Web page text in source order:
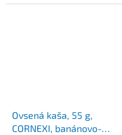
Ovsená kaša, 55 g,
CORNEXI, banánovo-